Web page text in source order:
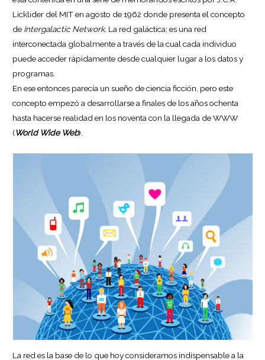
Licklider del MIT en agosto de 1962 donde presenta el concepto
de Intergalactic Network. La red galáctica; es una red
interconectada globalmente a través de la cual cada individuo
puede acceder rápidamente desde cualquier lugar a los datos y
programas.
En ese entonces parecía un sueño de ciencia ficción, pero este
concepto empezó a desarrollarse a finales de los años ochenta
hasta hacerse realidad en los noventa con la llegada de WWW
(World Wide Web).
La red es la base de lo que hoy consideramos indispensable a la